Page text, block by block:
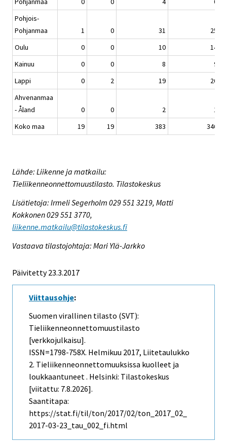
Pohjois-
Pohjanmaa
1 0 31
25
Oulu
0 0 10
14
Kainuu
0 0 8
9
Lappi
0 2 19
20
Ahvenanmaa
- Åland
0 0 2
1
Koko maa
19 19 383 340
Lähde: Liikenne ja matkailu:
Tieliikenneonnettomuustilasto. Tilastokeskus
Lisätietoja: Irmeli Segerholm 029 551 3219, Matti
Kokkonen 029 551 3770,
liikenne.matkailu@tilastokeskus.fi
Vastaava tilastojohtaja: Mari Ylä-Jarkko
Päivitetty 23.3.2017
Viittausohje:
Suomen virallinen tilasto (SVT):
Tieliikenneonnettomuustilasto
[verkkojulkaisu].
ISSN=1798-758X. Helmikuu 2017, Liitetaulukko
2. Tieliikenneonnettomuuksissa kuolleet ja
loukkaantuneet . Helsinki: Tilastokeskus
[viitattu: 7.8.2026].
Saantitapa:
https://stat.fi/til/ton/2017/02/ton_2017_02_
2017-03-23_tau_002_fi.html